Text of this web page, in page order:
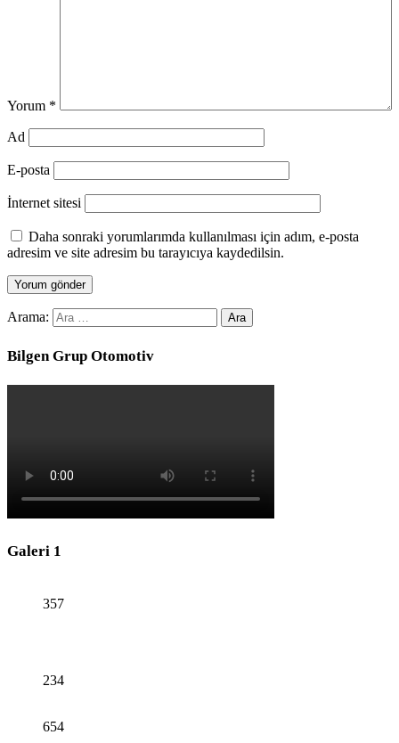
Yorum *
Ad
E-posta
İnternet sitesi
Daha sonraki yorumlarımda kullanılması için adım, e-posta
adresim ve site adresim bu tarayıcıya kaydedilsin.
Arama:
Bilgen Grup Otomotiv
Galeri 1
357
234
654